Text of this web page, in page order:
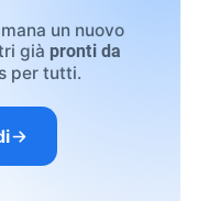
un nuovo
già pronti da
per tutti.